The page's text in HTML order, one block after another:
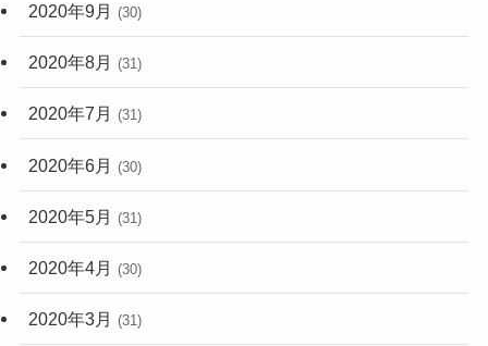
2020年9月 (30)
2020年8月 (31)
2020年7月 (31)
2020年6月 (30)
2020年5月 (31)
2020年4月 (30)
2020年3月 (31)